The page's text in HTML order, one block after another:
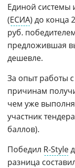
Единой системы
(ЕСИА) до конца
руб.
предложившая
дешевле.
За опыт работы с
причинам
чем уже
участник
баллов).
Победил R-Style
разница